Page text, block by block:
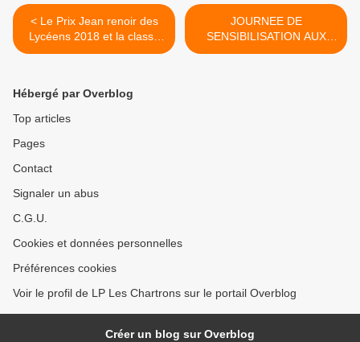
< Le Prix Jean renoir des
Lycéens 2018 et la classe
de 1ère Bac Pro GA : le
JOURNEE DE
SENSIBILISATION AUX
HANDICAPS Au lycée Les
Hébergé par Overblog
Top articles
Pages
Contact
Signaler un abus
C.G.U.
Cookies et données personnelles
Préférences cookies
Voir le profil de LP Les Chartrons sur le portail Overblog
Créer un blog sur Overblog